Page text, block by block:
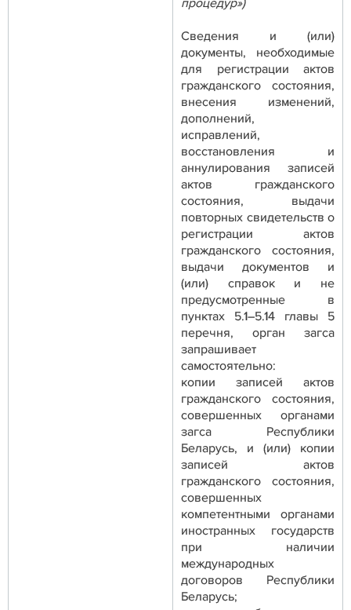
процедур»)
Сведения и (или)
документы, необходимые
для регистрации актов
гражданского состояния,
внесения изменений,
дополнений,
исправлений,
восстановления и
аннулирования записей
актов гражданского
состояния, выдачи
повторных свидетельств о
регистрации актов
гражданского состояния,
выдачи документов и
(или) справок и не
предусмотренные в
пунктах 5.1–5.14 главы 5
перечня, орган загса
запрашивает
самостоятельно:
копии записей актов
гражданского состояния,
совершенных органами
загса Республики
Беларусь, и (или) копии
записей актов
гражданского состояния,
совершенных
компетентными органами
иностранных государств
при наличии
международных
договоров Республики
Беларусь;